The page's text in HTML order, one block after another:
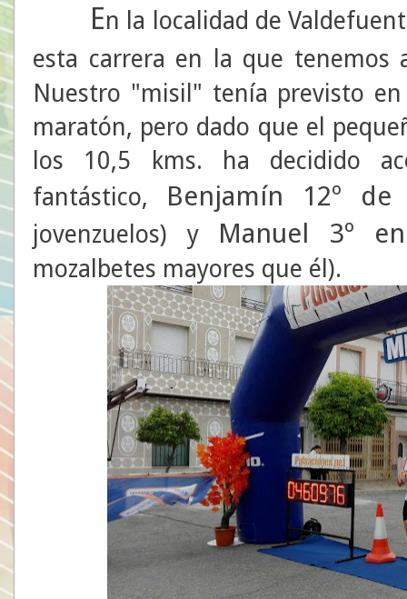
En la localidad de
esta carrera en la que
Nuestro "misil" tenía previsto
maratón, pero dado que el
los 10,5 kms. ha decidido
fantástico, Benjamín 12º
jovenzuelos) y Manuel 3º
mozalbetes mayores que él).